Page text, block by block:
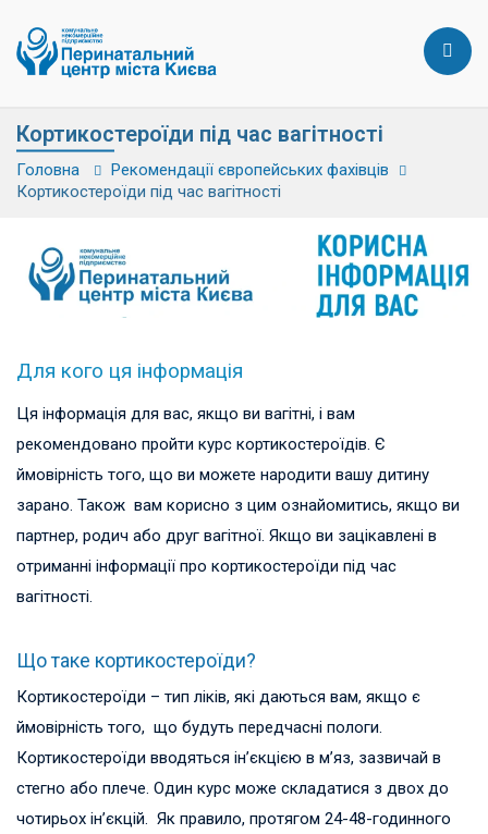
Кортикостероїди під час вагітності
Головна
Рекомендації європейських фахівців
Кортикостероїди під час вагітності
Для кого ця інформація
Ця інформація для вас, якщо ви вагітні, і вам
рекомендовано пройти курс кортикостероїдів. Є
ймовірність того, що ви можете народити вашу дитину
зарано. Також вам корисно з цим ознайомитись, якщо ви
партнер, родич або друг вагітної. Якщо ви зацікавлені в
отриманні інформації про кортикостероїди під час
вагітності.
Що таке кортикостероїди?
Кортикостероїди – тип ліків, які даються вам, якщо є
ймовірність того, що будуть передчасні пологи.
Кортикостероїди вводяться ін’єкцією в м’яз, зазвичай в
стегно або плече. Один курс може складатися з двох до
чотирьох ін’єкцій. Як правило, протягом 24-48-годинного